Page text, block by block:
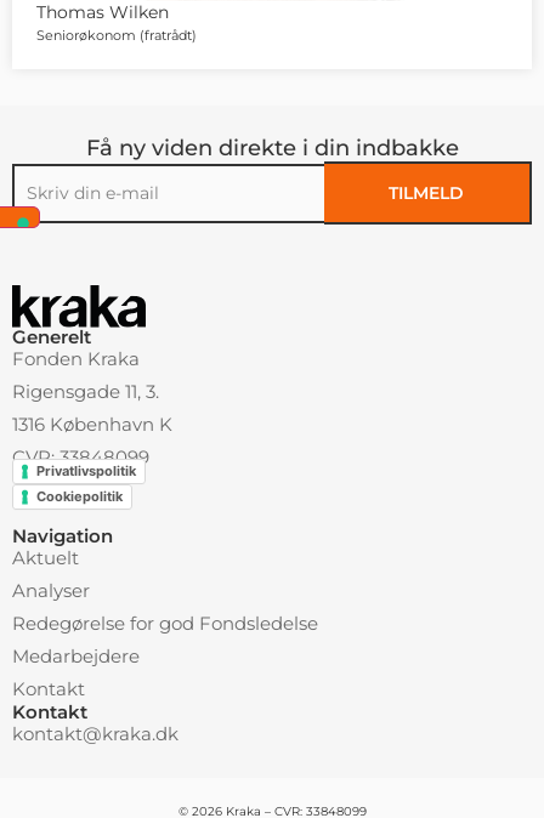
Thomas Wilken
Seniorøkonom (fratrådt)
Få ny viden direkte i din indbakke
TILMELD
Generelt
Fonden Kraka
Rigensgade 11, 3.
1316 København K
CVR: 33848099
Privatlivspolitik
Cookiepolitik
Navigation
Aktuelt
Analyser
Redegørelse for god Fondsledelse
Medarbejdere
Kontakt
Kontakt
kontakt@kraka.dk
© 2026 Kraka – CVR: 33848099